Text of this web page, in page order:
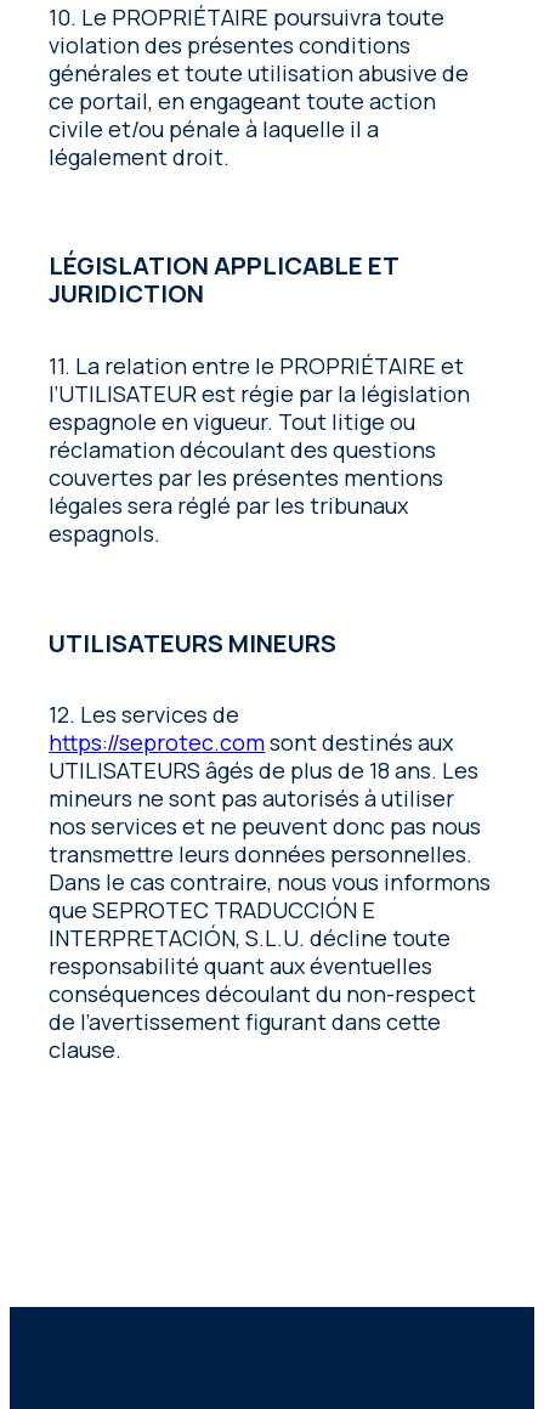
10. Le PROPRIÉTAIRE poursuivra toute
violation des présentes conditions
générales et toute utilisation abusive de
ce portail, en engageant toute action
civile et/ou pénale à laquelle il a
légalement droit.
LÉGISLATION APPLICABLE ET
JURIDICTION
11. La relation entre le PROPRIÉTAIRE et
l’UTILISATEUR est régie par la législation
espagnole en vigueur. Tout litige ou
réclamation découlant des questions
couvertes par les présentes mentions
légales sera réglé par les tribunaux
espagnols.
UTILISATEURS MINEURS
12. Les services de
https://seprotec.comsont destinés aux
UTILISATEURS âgés de plus de 18 ans. Les
mineurs ne sont pas autorisés à utiliser
nos services et ne peuvent donc pas nous
transmettre leurs données personnelles.
Dans le cas contraire, nous vous informons
que SEPROTEC TRADUCCIÓN E
INTERPRETACIÓN, S.L.U. décline toute
responsabilité quant aux éventuelles
conséquences découlant du non-respect
de l’avertissement figurant dans cette
clause.